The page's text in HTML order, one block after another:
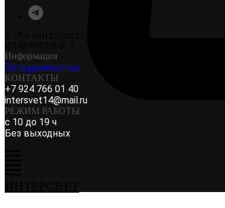
Информация
Сотрудничество
КОНТАКТЫ
+7 924 766 01 40
intersvet14@mail.ru
РЕЖИМ РАБОТЫ
с 10 до 19 ч
Без выходных